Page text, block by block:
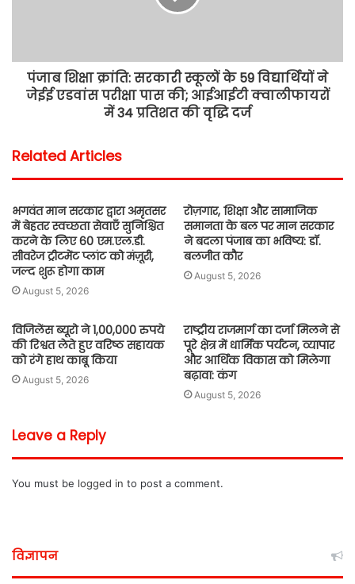
पंजाब शिक्षा क्रांति: सरकारी स्कूलों के 59 विद्यार्थियों ने
जेईई एडवांस परीक्षा पास की; आईआईटी क्वालीफायरों
में 34 प्रतिशत की वृद्धि दर्ज
Related Articles
भगवंत मान सरकार द्वारा अमृतसर
में बेहतर स्वच्छता सेवाएँ सुनिश्चित
करने के लिए 60 एम.एल.डी.
सीवरेज ट्रीटमेंट प्लांट को मंज़ूरी,
जल्द शुरू होगा काम
August 5, 2026
रोज़गार, शिक्षा और सामाजिक
समानता के बल पर मान सरकार
ने बदला पंजाब का भविष्य: डॉ.
बलजीत कौर
August 5, 2026
विजिलेंस ब्यूरो ने 1,00,000 रुपये
की रिश्वत लेते हुए वरिष्ठ सहायक
को रंगे हाथ काबू किया
August 5, 2026
राष्ट्रीय राजमार्ग का दर्जा मिलने से
पूरे क्षेत्र में धार्मिक पर्यटन, व्यापार
और आर्थिक विकास को मिलेगा
बढ़ावा: कंग
August 5, 2026
Leave a Reply
You must be logged in to post a comment.
विज्ञापन